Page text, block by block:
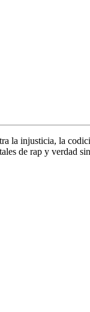
la injusticia, la
de rap y verdad